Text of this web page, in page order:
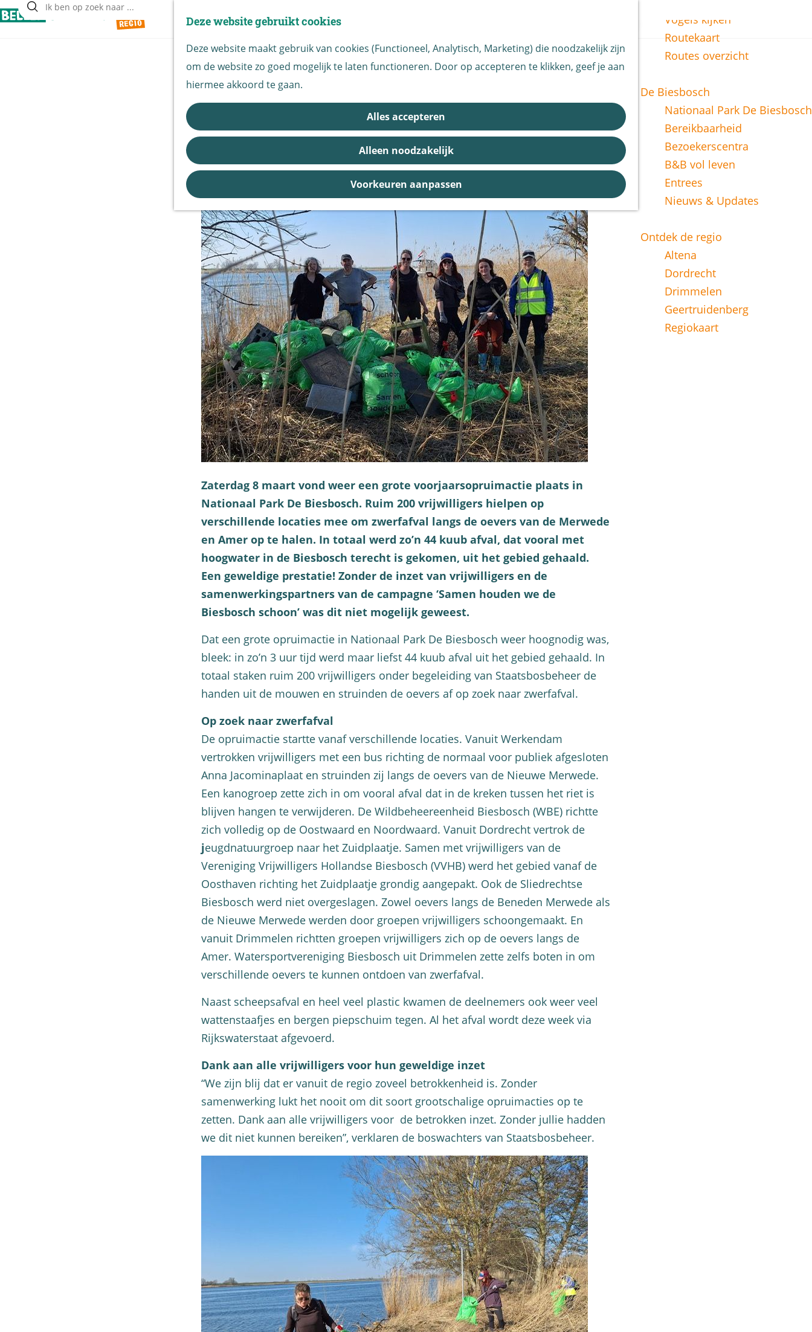
Deze website gebruikt cookies
Deze website maakt gebruik van cookies (Functioneel, Analytisch, Marketing) die noodzakelijk zijn
om de website zo goed mogelijk te laten functioneren. Door op accepteren te klikken, geef je aan
hiermee akkoord te gaan.
Alles accepteren
Alleen noodzakelijk
Voorkeuren aanpassen
e
k
n
e
n
Vogels kijken
Routekaart
Routes overzicht
De Biesbosch
Nationaal Park De Biesbosch
Bereikbaarheid
Bezoekerscentra
B&B vol leven
Entrees
Nieuws & Updates
Ontdek de regio
Altena
Dordrecht
Drimmelen
Geertruidenberg
Regiokaart
Z
200 vrijwilligers ruimen de Biesbosch op
tijdens grote voorjaarsopruimactie
Zaterdag 8 maart vond weer een grote voorjaarsopruimactie plaats in
Nationaal Park De Biesbosch. Ruim 200 vrijwilligers hielpen op
verschillende locaties mee om zwerfafval langs de oevers van de Merwede
en Amer op te halen. In totaal werd zo’n 44 kuub afval, dat vooral met
hoogwater in de Biesbosch terecht is gekomen, uit het gebied gehaald.
Een geweldige prestatie! Zonder de inzet van vrijwilligers en de
samenwerkingspartners van de campagne ‘Samen houden we de
Biesbosch schoon’ was dit niet mogelijk geweest.
Dat een grote opruimactie in Nationaal Park De Biesbosch weer hoognodig was,
bleek: in zo’n 3 uur tijd werd maar liefst 44 kuub afval uit het gebied gehaald. In
totaal staken ruim 200 vrijwilligers onder begeleiding van Staatsbosbeheer de
handen uit de mouwen en struinden de oevers af op zoek naar zwerfafval.
Op zoek naar zwerfafval
De opruimactie startte vanaf verschillende locaties. Vanuit Werkendam
vertrokken vrijwilligers met een bus richting de normaal voor publiek afgesloten
Anna Jacominaplaat en struinden zij langs de oevers van de Nieuwe Merwede.
Een kanogroep zette zich in om vooral afval dat in de kreken tussen het riet is
blijven hangen te verwijderen. De Wildbeheereenheid Biesbosch (WBE) richtte
zich volledig op de Oostwaard en Noordwaard. Vanuit Dordrecht vertrok de
jeugdnatuurgroep naar het Zuidplaatje. Samen met vrijwilligers van de
Vereniging Vrijwilligers Hollandse Biesbosch (VVHB) werd het gebied vanaf de
Oosthaven richting het Zuidplaatje grondig aangepakt. Ook de Sliedrechtse
Biesbosch werd niet overgeslagen. Zowel oevers langs de Beneden Merwede als
de Nieuwe Merwede werden door groepen vrijwilligers schoongemaakt. En
vanuit Drimmelen richtten groepen vrijwilligers zich op de oevers langs de
Amer. Watersportvereniging Biesbosch uit Drimmelen zette zelfs boten in om
verschillende oevers te kunnen ontdoen van zwerfafval.
Naast scheepsafval en heel veel plastic kwamen de deelnemers ook weer veel
wattenstaafjes en bergen piepschuim tegen. Al het afval wordt deze week via
Rijkswaterstaat afgevoerd.
Dank aan alle vrijwilligers voor hun geweldige inzet
“We zijn blij dat er vanuit de regio zoveel betrokkenheid is. Zonder
samenwerking lukt het nooit om dit soort grootschalige opruimacties op te
zetten. Dank aan alle vrijwilligers voor de betrokken inzet. Zonder jullie hadden
we dit niet kunnen bereiken”, verklaren de boswachters van Staatsbosbeheer.